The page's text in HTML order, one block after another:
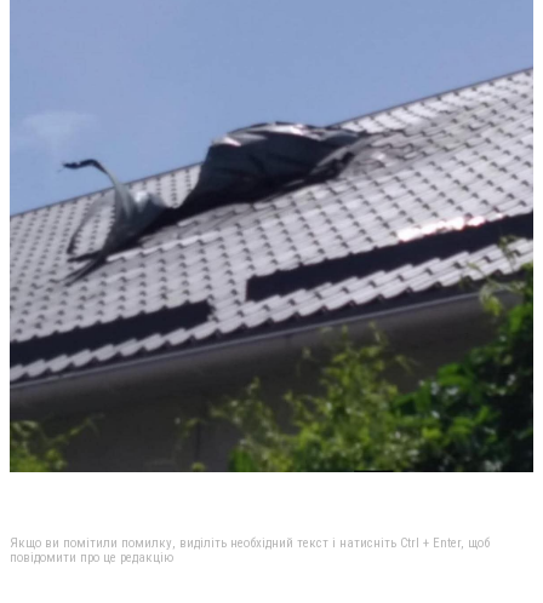
Якщо ви помітили помилку, виділіть необхідний текст і натисніть Ctrl + Enter, щоб
повідомити про це редакцію